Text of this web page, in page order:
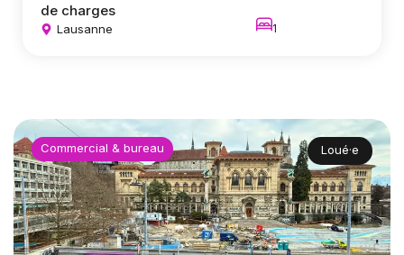
de charges
Lausanne 1
Commercial & bureau Loué·e